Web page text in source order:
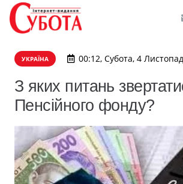
УКРАЇНА 00:12, Субота, 4
З яких питань
Пенсійного фонду?